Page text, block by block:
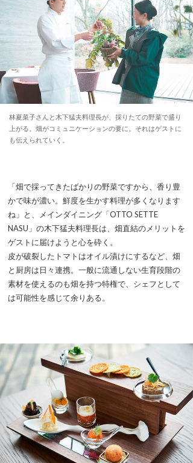
林夏菜子さんと木下猛夫料理長が、採りたての野菜で盛り
上がる。畑がコミュニケーションの要に。それはゲストに
も伝えられていく。
「畑で採ってきたばかりの野菜ですから、香り豊
かで味が濃い。鮮度を生かす料理が多くなります
ね」と、メインダイニング「OTTO SETTE
NASU」の木下猛夫料理長は、畑直結のメリットを
ゲストに届けようと心を砕く。
皮が破裂したトマトはオイル漬けにするなど、畑
と厨房は日々連携。一般に流通しない生育段階の
素材を使えるのも畑を持つ特権で、シェフとして
は可能性を感じて余りある。